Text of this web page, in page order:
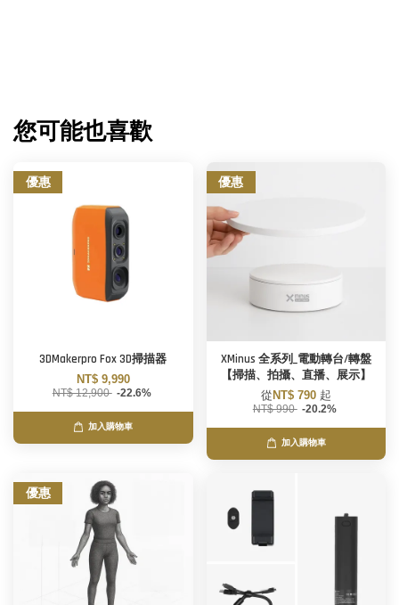
您可能也喜歡
優惠
3DMakerpro Fox 3D掃描器
NT$ 9,990
NT$ 12,900 -22.6%
加入購物車
優惠
XMinus 全系列_電動轉台/轉盤
【掃描、拍攝、直播、展示】
從 NT$ 790 起
NT$ 990 -20.2%
加入購物車
優惠